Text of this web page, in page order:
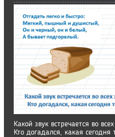
Какой звук встречается во
Кто догадался, какая сегодня